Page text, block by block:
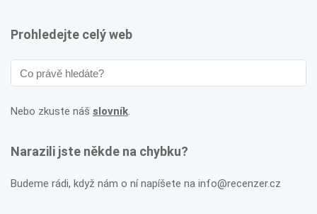
Prohledejte celý web
Nebo zkuste náš slovník.
Narazili jste někde na chybku?
Budeme rádi, když nám o ní napíšete na info@recenzer.cz